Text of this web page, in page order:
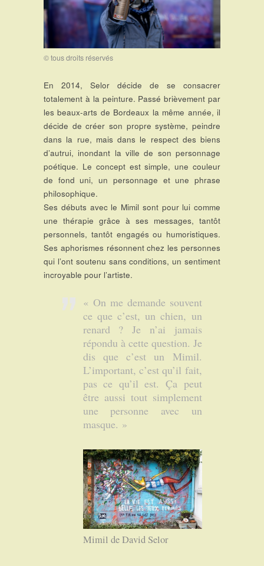
© tous droits réservés
En 2014, Selor décide de se consacrer
totalement à la peinture. Passé brièvement par
les beaux-arts de Bordeaux la même année, il
décide de créer son propre système, peindre
dans la rue, mais dans le respect des biens
d’autrui, inondant la ville de son personnage
poétique. Le concept est simple, une couleur
de fond uni, un personnage et une phrase
philosophique.
Ses débuts avec le Mimil sont pour lui comme
une thérapie grâce à ses messages, tantôt
personnels, tantôt engagés ou humoristiques.
Ses aphorismes résonnent chez les personnes
qui l’ont soutenu sans conditions, un sentiment
incroyable pour l’artiste.
« On me demande souvent
ce que c’est, un chien, un
renard ? Je n’ai jamais
répondu à cette question. Je
dis que c’est un Mimil.
L’important, c’est qu’il fait,
pas ce qu’il est. Ça peut
être aussi tout simplement
une personne avec un
masque. »
Mimil de David Selor